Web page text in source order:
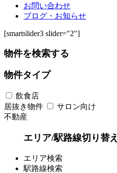
お問い合わせ
ブログ・お知らせ
[smartslider3 slider="2"]
物件を検索する
物件タイプ
飲食店
居抜き物件
サロン向け
不動産
エリア/駅路線切り替え
エリア検索
駅路線検索